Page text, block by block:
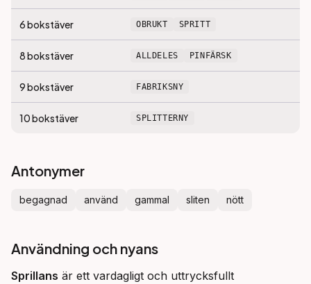
6bokstäver OBRUKT SPRITT
8bokstäver ALLDELES PINFÄRSK
9bokstäver FABRIKSNY
10bokstäver SPLITTERNY
Antonymer
begagnad använd gammal sliten nött
Användning och nyans
Sprillans är ett vardagligt och uttrycksfullt